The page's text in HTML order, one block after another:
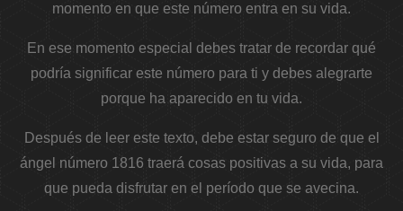
momento en que este número entra en su vida.
En ese momento especial debes tratar de recordar qué
podría significar este número para ti y debes alegrarte
porque ha aparecido en tu vida.
Después de leer este texto, debe estar seguro de que el
ángel número 1816 traerá cosas positivas a su vida, para
que pueda disfrutar en el período que se avecina.